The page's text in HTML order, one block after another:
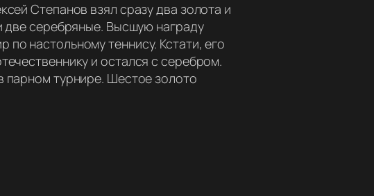
Степанов взял сразу два золота и
две серебряные. Высшую награду
настольному теннису. Кстати, его
и остался с серебром.
парном турнире. Шестое золото